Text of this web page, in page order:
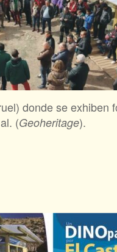
donde se exhiben
(Geoheritage).